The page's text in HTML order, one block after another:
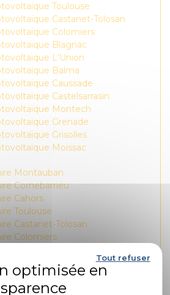
Toulouse
Castanet-Tolosan
Colomiers
Blagnac
L'Union
Balma
Caussade
Castelsarrasin
Montech
Grenade
Grisolles
Moissac
Montauban
Cornebarrieu
Cahors
Toulouse
Castanet-Tolosan
Colomiers
L'Union
Balma
Caussade
Tout refuser